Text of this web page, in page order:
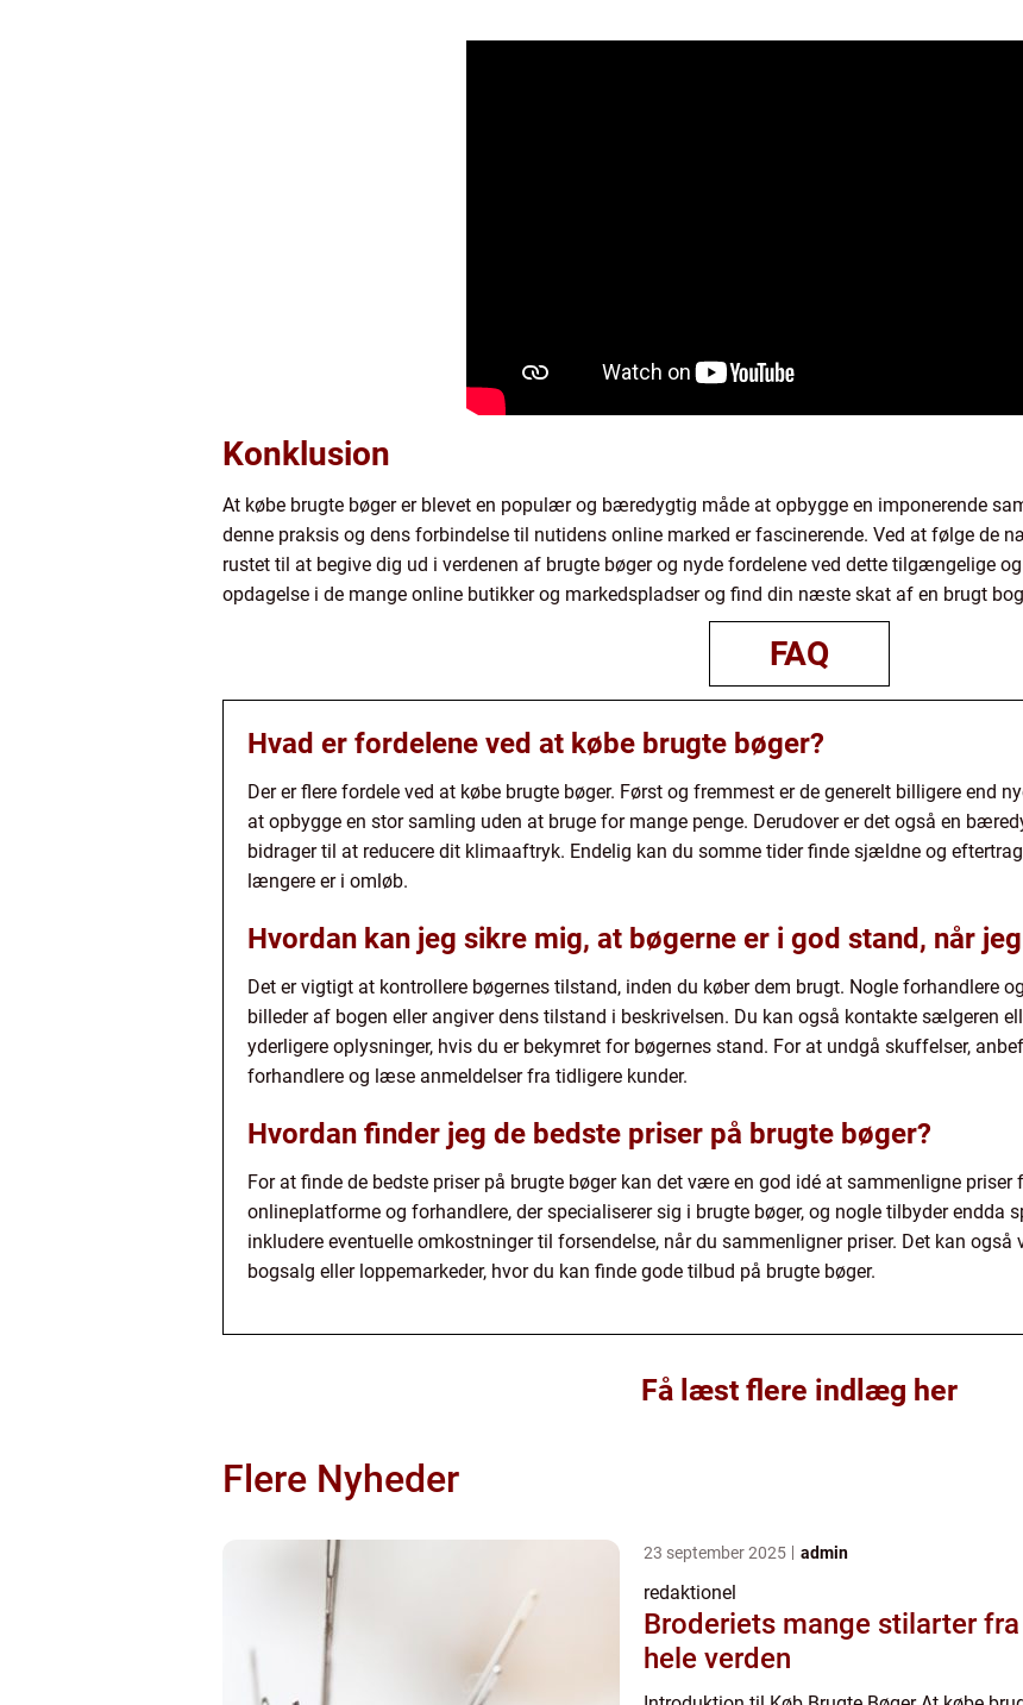
Konklusion
At købe brugte bøger er blevet en populær og bæredygtig måde at opbygge en imponerende
denne praksis og dens forbindelse til nutidens online marked er fascinerende. Ved at følge de
rustet til at begive dig ud i verdenen af brugte bøger og nyde fordelene ved dette tilgængelige
opdagelse i de mange online butikker og markedspladser og find din næste skat af en brugt
FAQ
Hvad er fordelene ved at købe brugte bøger?
Der er flere fordele ved at købe brugte bøger. Først og fremmest er de generelt billigere end
at opbygge en stor samling uden at bruge for mange penge. Derudover er det også en
bidrager til at reducere dit klimaaftryk. Endelig kan du somme tider finde sjældne og
længere er i omløb.
Hvordan kan jeg sikre mig, at bøgerne er i god stand, når
Det er vigtigt at kontrollere bøgernes tilstand, inden du køber dem brugt. Nogle forhandlere
billeder af bogen eller angiver dens tilstand i beskrivelsen. Du kan også kontakte sælgeren
yderligere oplysninger, hvis du er bekymret for bøgernes stand. For at undgå skuffelser,
forhandlere og læse anmeldelser fra tidligere kunder.
Hvordan finder jeg de bedste priser på brugte bøger?
For at finde de bedste priser på brugte bøger kan det være en god idé at sammenligne priser
onlineplatforme og forhandlere, der specialiserer sig i brugte bøger, og nogle tilbyder endda
inkludere eventuelle omkostninger til forsendelse, når du sammenligner priser. Det kan
bogsalg eller loppemarkeder, hvor du kan finde gode tilbud på brugte bøger.
Få læst flere indlæg her
Flere Nyheder
23 september 2025 admin
redaktionel
Broderiets mange stilarter fra
hele verden